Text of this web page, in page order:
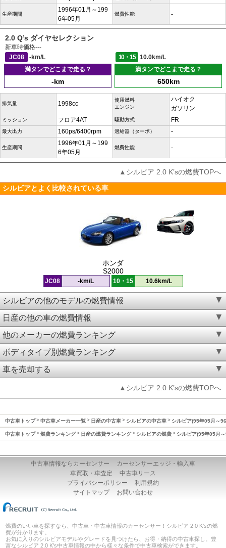
生産期間
1996年01月～199
6年05月
燃費性能 -
2.0 Q’s ダイヤセレクション
新車時価格---
JC08
-km/L 10・15
10.0km/L
満タンでどこまで走る？
-km
満タンでどこまで走る？
650km
排気量 1998cc
使用燃料
エンジン
ハイオク
ガソリン
ミッション フロア4AT 駆動方式 FR
最大出力 160ps/6400rpm 過給器（ターボ） -
生産期間
1996年01月～199
6年05月
燃費性能 -
▲シルビア 2.0 K’sの燃費TOPへ
シルビアとよく比較されている車
ホンダ
S2000
JC08 -km/L 10・15 10.6km/L
シルビアの他のモデルの燃費情報
日産の他の車の燃費情報
他のメーカーの燃費ランキング
ボディタイプ別燃費ランキング
車を売却する
▲シルビア 2.0 K’sの燃費TOPへ
中古車トップ 中古車メーカー一覧 日産の中古車 シルビアの中古車 シルビア(95年05月～
中古車トップ 燃費ランキング 日産の燃費ランキング シルビアの燃費 シルビア(95年05月
中古車情報ならカーセンサー
カーセンサーエッジ・輸入車
車買取・車査定
中古車リース
プライバシーポリシー
利用規約
サイトマップ
お問い合わせ
燃費のいい車を探すなら、中古車・中古車情報のカーセンサー！シルビア 2.0 K’sの燃
費が分かります。
お気に入りのシルビアモデルやグレードを見つけたら、お得・納得の中古車探し。豊
富なシルビア 2.0 K’s中古車情報の中から様々な条件で中古車検索ができます。